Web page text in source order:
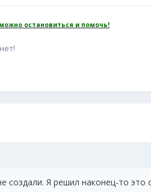
остановиться и помочь!
создали. Я решил наконец-то